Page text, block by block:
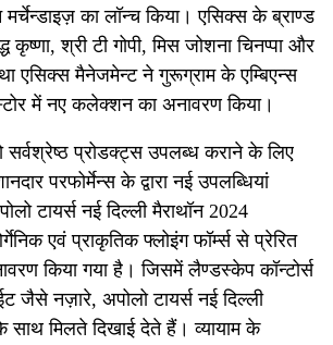
का लॉन्च किया। एसिक्स के ब्राण्ड
कृष्णा, श्री टी गोपी, मिस जोशना चिनप्पा और
एसिक्स मैनेजमेन्ट ने गुरूग्राम के एम्बिएन्स
में नए कलेक्शन का अनावरण किया।
प्रोडक्ट्स उपलब्ध कराने के लिए
परफोर्मेन्स के द्वारा नई उपलब्धियां
टायर्स नई दिल्ली मैराथॉन 2024
एवं प्राकृतिक फ्लोइंग फॉर्म्स से प्रेरित
किया गया है। जिसमें लैण्डस्केप कॉन्टोर्स
नज़ारे, अपोलो टायर्स नई दिल्ली
मिलते दिखाई देते हैं। व्यायाम के